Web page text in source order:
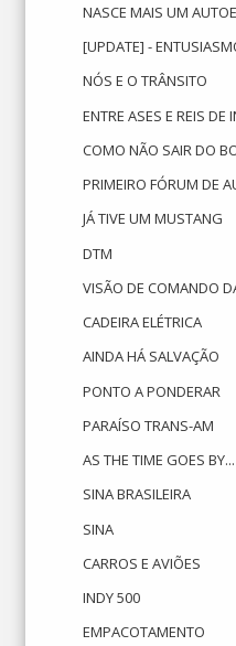
NASCE MAIS UM
[UPDATE] -
NÓS E O TRÂNSITO
ENTRE ASES E REIS DE
COMO NÃO SAIR DO
PRIMEIRO FÓRUM DE
JÁ TIVE UM MUSTANG
DTM
VISÃO DE COMANDO
CADEIRA ELÉTRICA
AINDA HÁ SALVAÇÃO
PONTO A PONDERAR
PARAÍSO TRANS-AM
AS THE TIME GOES BY...
SINA BRASILEIRA
SINA
CARROS E AVIÕES
INDY 500
EMPACOTAMENTO